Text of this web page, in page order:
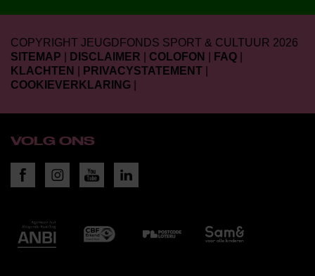
COPYRIGHT JEUGDFONDS SPORT & CULTUUR 2026
SITEMAP
DISCLAIMER COLOFON FAQ
KLACHTEN
PRIVACYSTATEMENT
COOKIEVERKLARING
VOLG ONS